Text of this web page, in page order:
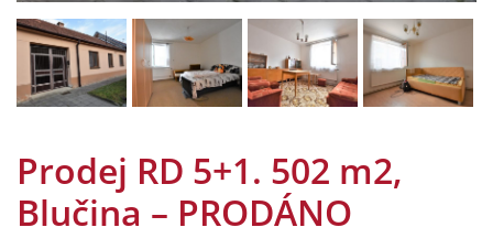
Prodej RD 5+1. 502 m2,
Blučina – PRODÁNO